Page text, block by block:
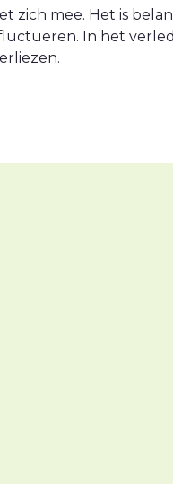
zich mee. Het is
In het